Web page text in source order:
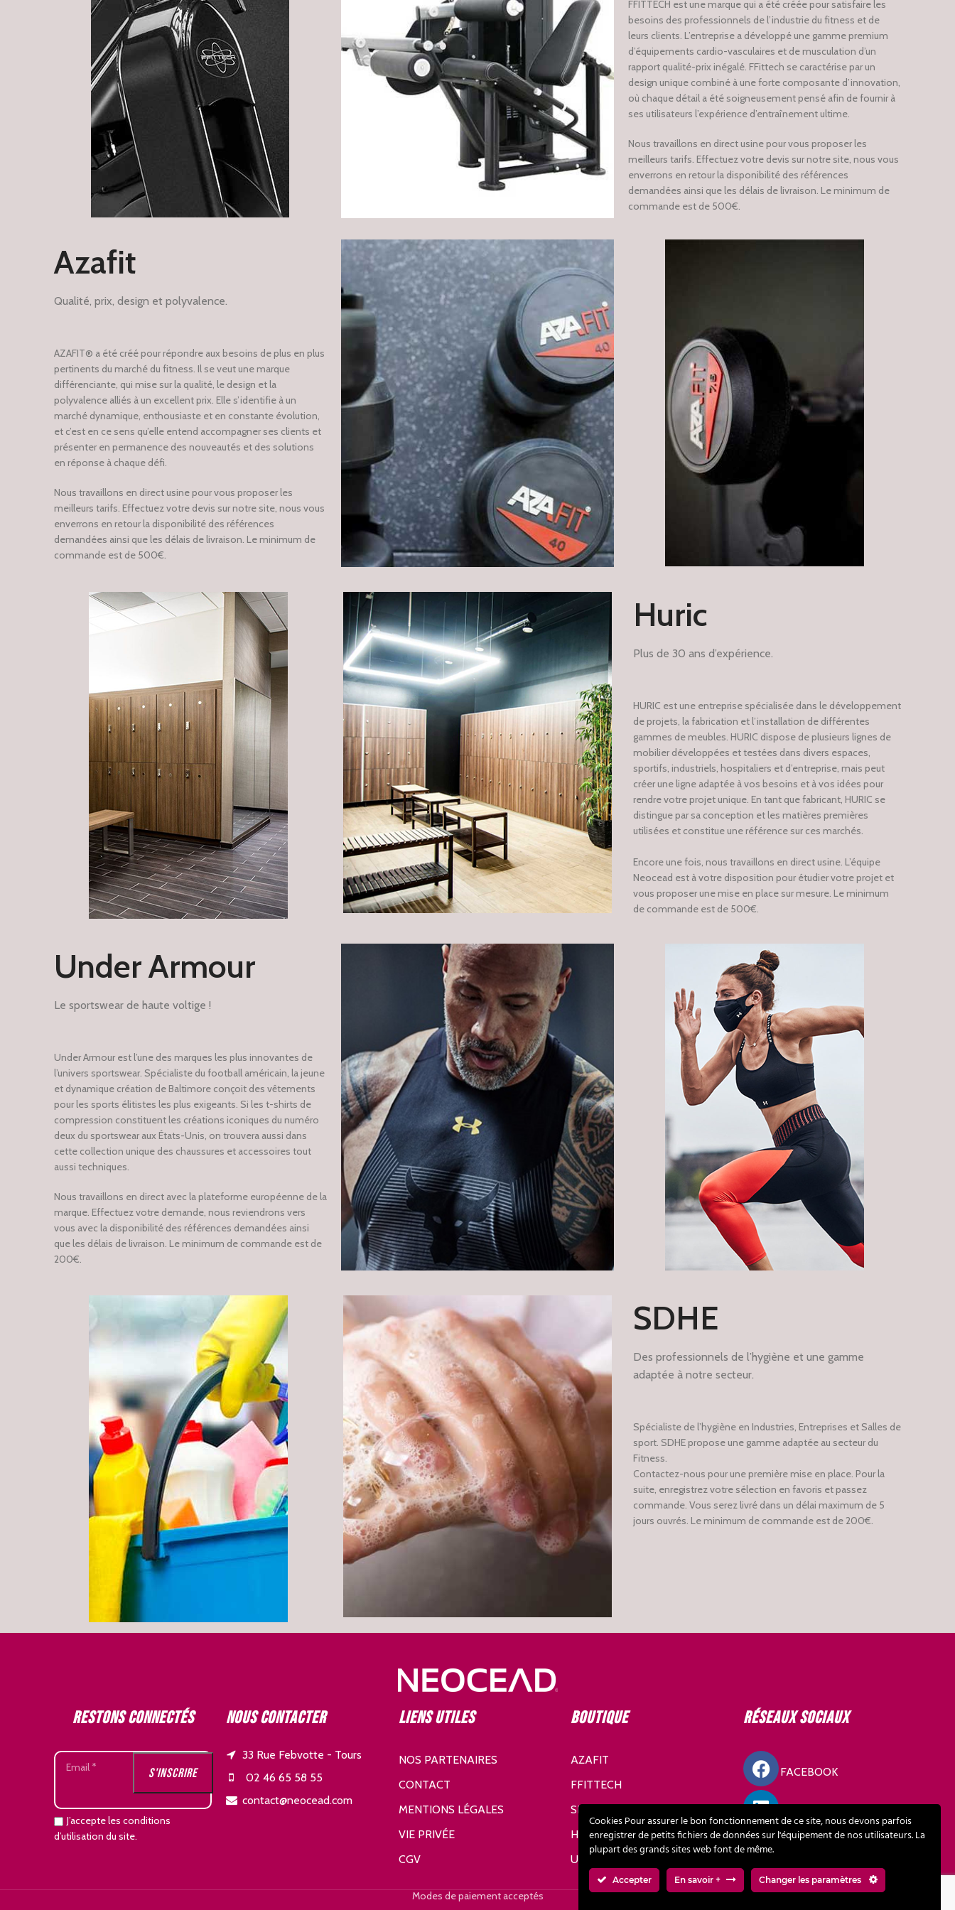
FFITTECH est une marque qui a été créée pour satisfaire les
besoins des professionnels de l’industrie du fitness et de
leurs clients. L’entreprise a développé une gamme premium
d’équipements cardio-vasculaires et de musculation d’un
rapport qualité-prix inégalé. FFittech se caractérise par un
design unique combiné à une forte composante d’innovation,
où chaque détail a été soigneusement pensé afin de fournir à
ses utilisateurs l’expérience d’entraînement ultime.
Nous travaillons en direct usine pour vous proposer les
meilleurs tarifs. Effectuez votre devis sur notre site, nous vous
enverrons en retour la disponibilité des références
demandées ainsi que les délais de livraison. Le minimum de
commande est de 500€.
Azafit
Qualité, prix, design et polyvalence.
AZAFIT® a été créé pour répondre aux besoins de plus en plus
pertinents du marché du fitness. Il se veut une marque
différenciante, qui mise sur la qualité, le design et la
polyvalence alliés à un excellent prix. Elle s’identifie à un
marché dynamique, enthousiaste et en constante évolution,
et c’est en ce sens qu’elle entend accompagner ses clients et
présenter en permanence des nouveautés et des solutions
en réponse à chaque défi.
Nous travaillons en direct usine pour vous proposer les
meilleurs tarifs. Effectuez votre devis sur notre site, nous vous
enverrons en retour la disponibilité des références
demandées ainsi que les délais de livraison. Le minimum de
commande est de 500€.
Huric
Plus de 30 ans d’expérience.
HURIC est une entreprise spécialisée dans le développement
de projets, la fabrication et l’installation de différentes
gammes de meubles. HURIC dispose de plusieurs lignes de
mobilier développées et testées dans divers espaces,
sportifs, industriels, hospitaliers et d’entreprise, mais peut
créer une ligne adaptée à vos besoins et à vos idées pour
rendre votre projet unique. En tant que fabricant, HURIC se
distingue par sa conception et les matières premières
utilisées et constitue une référence sur ces marchés.
Encore une fois, nous travaillons en direct usine. L’équipe
Neocead est à votre disposition pour étudier votre projet et
vous proposer une mise en place sur mesure. Le minimum
de commande est de 500€.
Under Armour
Le sportswear de haute voltige !
Under Armour est l’une des marques les plus innovantes de
l’univers sportswear. Spécialiste du football américain, la jeune
et dynamique création de Baltimore conçoit des vêtements
pour les sports élitistes les plus exigeants. Si les t-shirts de
compression constituent les créations iconiques du numéro
deux du sportswear aux États-Unis, on trouvera aussi dans
cette collection unique des chaussures et accessoires tout
aussi techniques.
Nous travaillons en direct avec la plateforme européenne de la
marque. Effectuez votre demande, nous reviendrons vers
vous avec la disponibilité des références demandées ainsi
que les délais de livraison. Le minimum de commande est de
200€.
SDHE
Des professionnels de l’hygiène et une gamme
adaptée à notre secteur.
Spécialiste de l’hygiène en Industries, Entreprises et Salles de
sport. SDHE propose une gamme adaptée au secteur du
Fitness.
Contactez-nous pour une première mise en place. Pour la
suite, enregistrez votre sélection en favoris et passez
commande. Vous serez livré dans un délai maximum de 5
jours ouvrés. Le minimum de commande est de 200€.
Restons connectés
J’accepte les conditions
d’utilisation du site.
Nous contacter
33 Rue Febvotte - Tours
02 46 65 58 55
contact@neocead.com
Liens utiles
NOS PARTENAIRES
CONTACT
MENTIONS LÉGALES
VIE PRIVÉE
CGV
Boutique
AZAFIT
FFITTECH
SDHE
HURIC
UNDER ARMOUR
Réseaux sociaux
FACEBOOK
Modes de paiement acceptés
Cookies Pour assurer le bon fonctionnement de ce site, nous devons parfois
enregistrer de petits fichiers de données sur l'équipement de nos utilisateurs. La
plupart des grands sites web font de même.
Accepter En savoir + Changer les paramètres